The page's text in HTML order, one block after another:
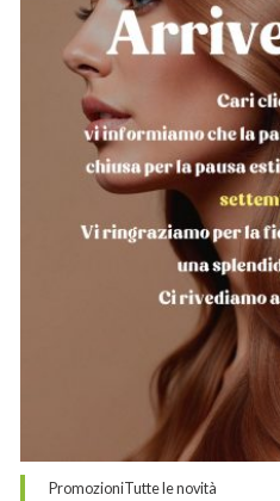
PromozioniTutte le novità